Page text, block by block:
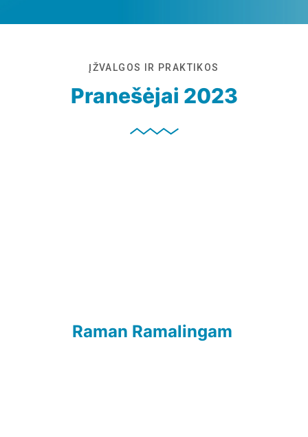
ĮŽVALGOS IR PRAKTIKOS
Pranešėjai 2023
Raman Ramalingam